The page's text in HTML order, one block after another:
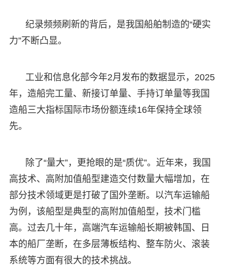
纪录频频刷新的背后，是我国船舶制造的“硬实
力”不断凸显。
工业和信息化部今年2月发布的数据显示，2025
年，造船完工量、新接订单量、手持订单量等我国
造船三大指标国际市场份额连续16年保持全球领
先。
除了“量大”，更抢眼的是“质优”。近年来，我国
高技术、高附加值船型建造交付数量大幅增加，在
部分技术领域更是打破了国外垄断。以汽车运输船
为例，该船型是典型的高附加值船型，技术门槛
高。过去几十年，高端汽车运输船长期被韩国、日
本的船厂垄断，在多层薄板结构、整车防火、滚装
系统等方面有很大的技术挑战。